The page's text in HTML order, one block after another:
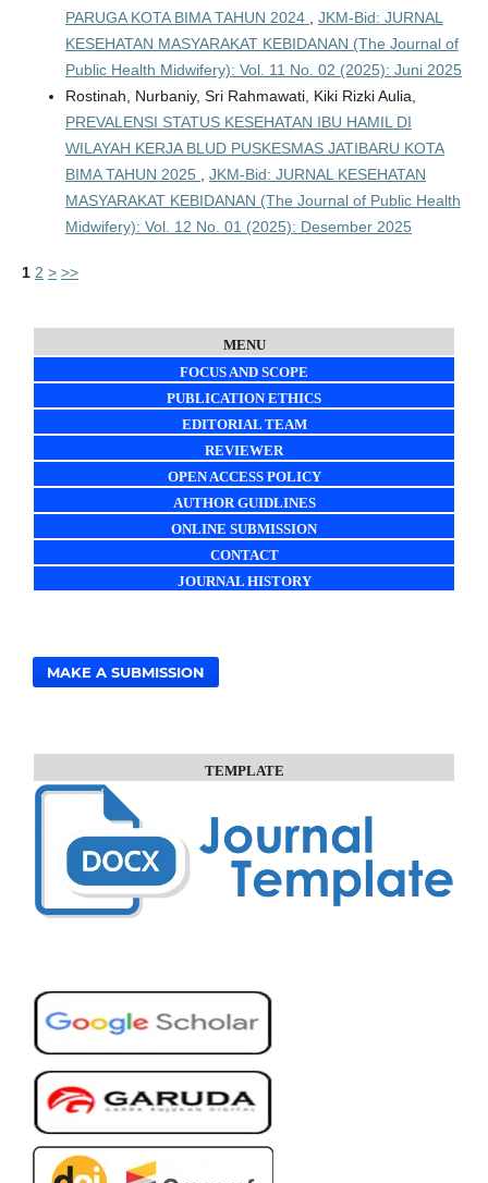
PARUGA KOTA BIMA TAHUN 2024
JKM-Bid: JURNAL
KESEHATAN MASYARAKAT KEBIDANAN (The Journal of
Public Health Midwifery): Vol. 11 No. 02 (2025): Juni 2025
Rostinah, Nurbaniy, Sri Rahmawati, Kiki Rizki Aulia,
PREVALENSI STATUS KESEHATAN IBU HAMIL DI
WILAYAH KERJA BLUD PUSKESMAS JATIBARU KOTA
BIMA TAHUN 2025
JKM-Bid: JURNAL KESEHATAN
MASYARAKAT KEBIDANAN (The Journal of Public Health
Midwifery): Vol. 12 No. 01 (2025): Desember 2025
1 2 > >>
MENU
FOCUS AND SCOPE
PUBLICATION ETHICS
EDITORIAL TEAM
REVIEWER
OPEN ACCESS POLICY
AUTHOR GUIDLINES
ONLINE SUBMISSION
CONTACT
JOURNAL HISTORY
MAKE A SUBMISSION
TEMPLATE